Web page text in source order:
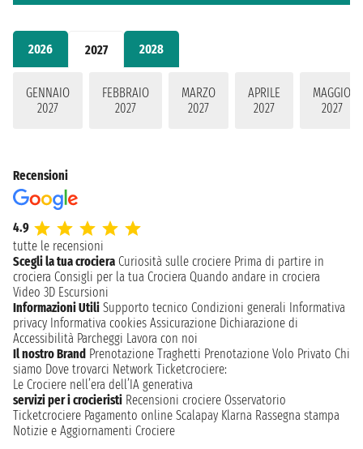
2026 2027 2028
GENNAIO
2027
FEBBRAIO
2027
MARZO
2027
APRILE
2027
MAGGIO
2027
Recensioni
4.9
tutte le recensioni
Scegli la tua crociera Curiosità sulle crociere Prima di partire in
crociera Consigli per la tua Crociera Quando andare in crociera
Video 3D Escursioni
Informazioni Utili Supporto tecnico Condizioni generali Informativa
privacy Informativa cookies Assicurazione Dichiarazione di
Accessibilità Parcheggi Lavora con noi
Il nostro Brand Prenotazione Traghetti Prenotazione Volo Privato Chi
siamo Dove trovarci Network Ticketcrociere:
Le Crociere nell’era dell’IA generativa
servizi per i crocieristi Recensioni crociere Osservatorio
Ticketcrociere Pagamento online Scalapay Klarna Rassegna stampa
Notizie e Aggiornamenti Crociere